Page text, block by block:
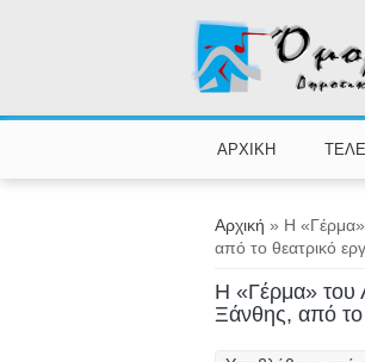
ΑΡΧΙΚΗ
Είστε εδώ
Αρχική » Η «Γέρμα»
από το θεατρικό
Η «Γέρμα» του
Ξάνθης, από το